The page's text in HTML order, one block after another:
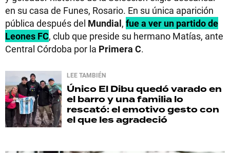
en su casa de Funes, Rosario. En su única aparición
pública después del Mundial, fue a ver un partido de
Leones FC, club que preside su hermano Matías, ante
Central Córdoba por la Primera C.
LEE TAMBIÉN
Único El Dibu quedó varado en
el barro y una familia lo
rescató: el emotivo gesto con
el que les agradeció